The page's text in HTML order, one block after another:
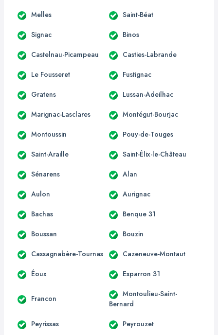
Melles Saint-Béat
Signac Binos
Castelnau-Picampeau Casties-Labrande
Le Fousseret Fustignac
Gratens Lussan-Adeilhac
Marignac-Lasclares Montégut-Bourjac
Montoussin Pouy-de-Touges
Saint-Araille Saint-Élix-le-Château
Sénarens Alan
Aulon Aurignac
Bachas Benque 31
Boussan Bouzin
Cassagnabère-Tournas Cazeneuve-Montaut
Éoux Esparron 31
Francon
Montoulieu-Saint-
Bernard
Peyrissas Peyrouzet